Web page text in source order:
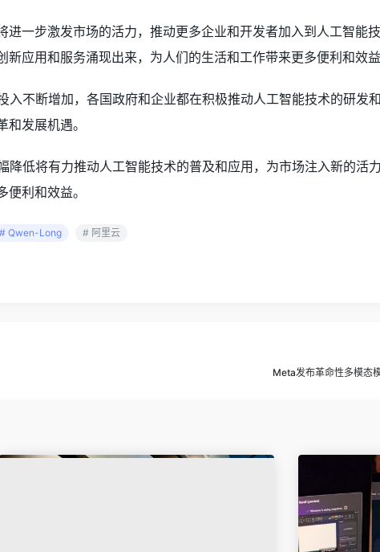
一步激发市场的活力，推动更多企业和开发者加入到人工智能
应用和服务涌现出来，为人们的生活和工作带来更多便利和效益
入不断增加，各国政府和企业都在积极推动人工智能技术的研发
发展机遇。
低将有力推动人工智能技术的普及和应用，为市场注入新的活
利和效益。
# Qwen-Long # 阿里云
Meta发布革命性多模态